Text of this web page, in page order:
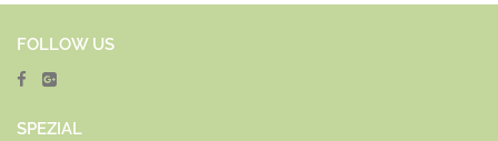
FOLLOW US
SPEZIAL